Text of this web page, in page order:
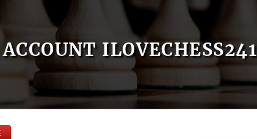
ACCOUNT ILOVECHESS241